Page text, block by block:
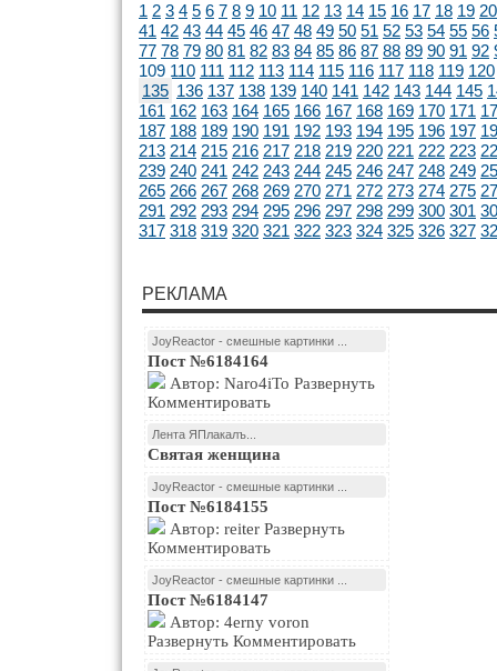
1 2 3 4 5 6 7 8 9 10 11 12 13 14 15 16 17 18 19 20
41 42 43 44 45 46 47 48 49 50 51 52 53 54 55 56
77 78 79 80 81 82 83 84 85 86 87 88 89 90 91 92
109 110 111 112 113 114 115 116 117 118 119 120
135 136 137 138 139 140 141 142 143 144 145
161 162 163 164 165 166 167 168 169 170 171
187 188 189 190 191 192 193 194 195 196 197
213 214 215 216 217 218 219 220 221 222 223
239 240 241 242 243 244 245 246 247 248 249
265 266 267 268 269 270 271 272 273 274 275
291 292 293 294 295 296 297 298 299 300 301
317 318 319 320 321 322 323 324 325 326 327
РЕКЛАМА
JoyReactor - смешные картинки ...
Пост №6184164
Комментировать
Лента ЯПлакалъ...
Святая женщина
JoyReactor - смешные картинки ...
Пост №6184155
Комментировать
JoyReactor - смешные картинки ...
Пост №6184147
Развернуть Комментировать